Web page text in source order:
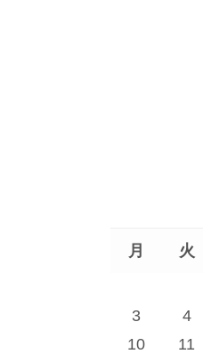
月 火
3
4
10
11